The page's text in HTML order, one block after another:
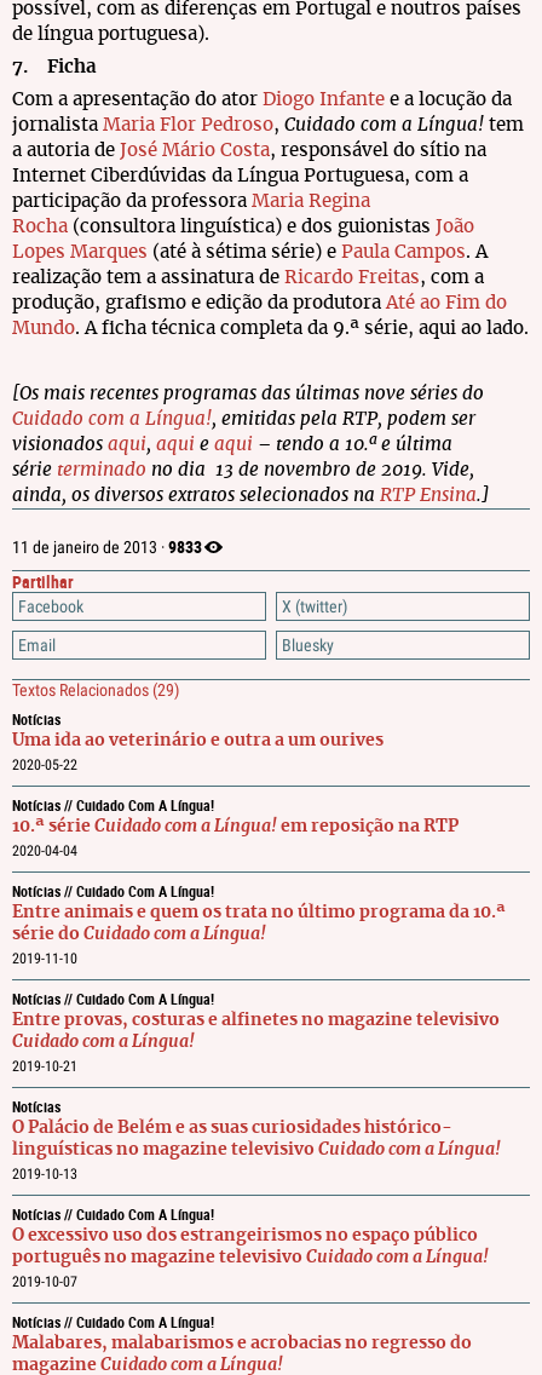
11 de janeiro de 2013 ·9833
Partilhar
Facebook
X (twitter)
Email
Bluesky
Textos Relacionados (29)
Notícias
Uma ida ao veterinário e outra a um ourives
2020-05-22
Notícias // Cuidado Com A Língua!
10.ª série Cuidado com a Língua! em reposição na RTP
2020-04-04
Notícias // Cuidado Com A Língua!
Entre animais e quem os trata no último programa da 10.ª
série do Cuidado com a Língua!
2019-11-10
Notícias // Cuidado Com A Língua!
Entre provas, costuras e alfinetes no magazine televisivo
Cuidado com a Língua!
2019-10-21
Notícias
O Palácio de Belém e as suas curiosidades histórico-
linguísticas no magazine televisivo Cuidado com a Língua!
2019-10-13
Notícias // Cuidado Com A Língua!
O excessivo uso dos estrangeirismos no espaço público
português no magazine televisivo Cuidado com a Língua!
2019-10-07
Notícias // Cuidado Com A Língua!
Malabares, malabarismos e acrobacias no regresso do
magazine Cuidado com a Língua!
possível, com as diferenças em Portugal e noutros países
de língua portuguesa).
7. Ficha
Com a apresentação do ator Diogo Infante e a locução da
jornalista Maria Flor Pedroso, Cuidado com a Língua! tem
a autoria de José Mário Costa, responsável do sítio na
Internet Ciberdúvidas da Língua Portuguesa, com a
participação da professora Maria Regina
Rocha (consultora linguística) e dos guionistas João
Lopes Marques (até à sétima série) e Paula Campos. A
realização tem a assinatura de Ricardo Freitas, com a
produção, grafismo e edição da produtoraAté ao Fim do
Mundo. A ficha técnica completa da 9.ª série, aqui ao lado.
[Os mais recentes programas das últimas nove séries do
Cuidado com a Língua!, emitidas pela RTP, podem ser
visionados aqui, aqui e aqui – tendo a 10.ª e última
série terminado no dia 13 de novembro de 2019. Vide,
ainda, os diversos extratos selecionados na RTP Ensina.]